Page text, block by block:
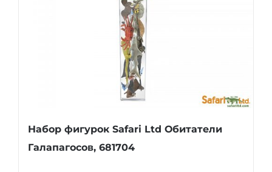
Набор фигурок Safari Ltd Обитатели
Галапагосов, 681704